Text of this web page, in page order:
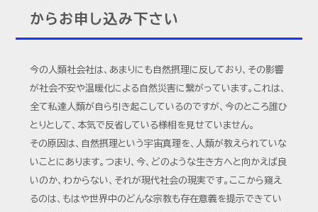
からお申し込み下さい
今の人類社会社は、あまりにも自然摂理に反しており、その影響
が社会不安や温暖化による自然災害に繋がっています。これは、
全て私達人類が自ら引き起こしているのですが、今のところ誰ひ
とりとして、本気で反省している様相を見せていません。
その原因は、自然摂理という宇宙真理を、人類が教えられていな
いことにあります。つまり、今、どのような生き方へと向かえば良
いのか、わからない、それが現代社会の現実です。ここから窺え
るのは、もはや世界中のどんな宗教も存在意義を提示できてい